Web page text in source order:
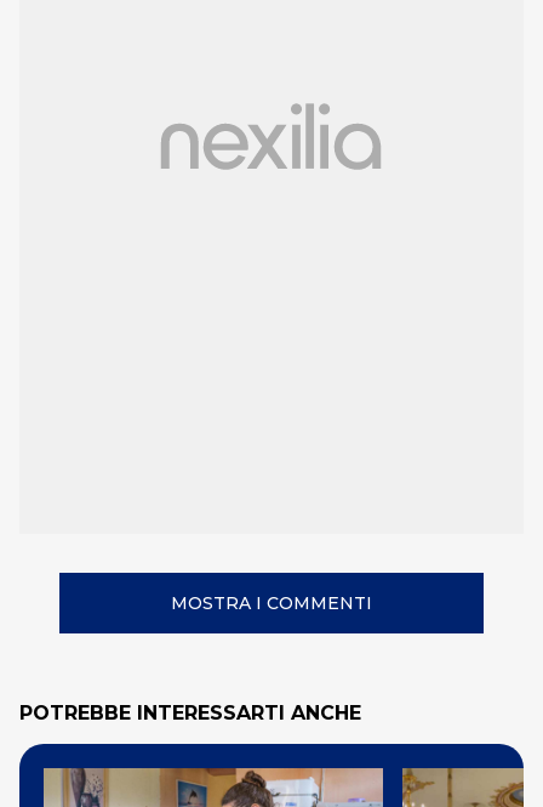
MOSTRA I COMMENTI
POTREBBE INTERESSARTI ANCHE